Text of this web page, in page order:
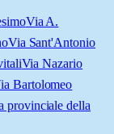
Via A.
Via Sant'Antonio
Via Nazario
Bartolomeo
provinciale della